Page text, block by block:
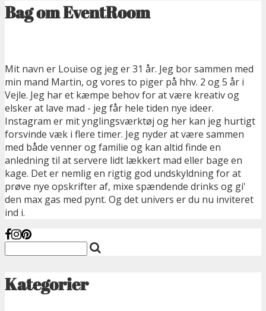
Bag om EventRoom
Mit navn er Louise og jeg er 31 år. Jeg bor sammen med
min mand Martin, og vores to piger på hhv. 2 og 5 år i
Vejle. Jeg har et kæmpe behov for at være kreativ og
elsker at lave mad - jeg får hele tiden nye ideer.
Instagram er mit ynglingsværktøj og her kan jeg hurtigt
forsvinde væk i flere timer. Jeg nyder at være sammen
med både venner og familie og kan altid finde en
anledning til at servere lidt lækkert mad eller bage en
kage. Det er nemlig en rigtig god undskyldning for at
prøve nye opskrifter af, mixe spændende drinks og gi'
den max gas med pynt. Og det univers er du nu inviteret
ind i.
Kategorier